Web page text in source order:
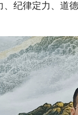
、纪律定力、道